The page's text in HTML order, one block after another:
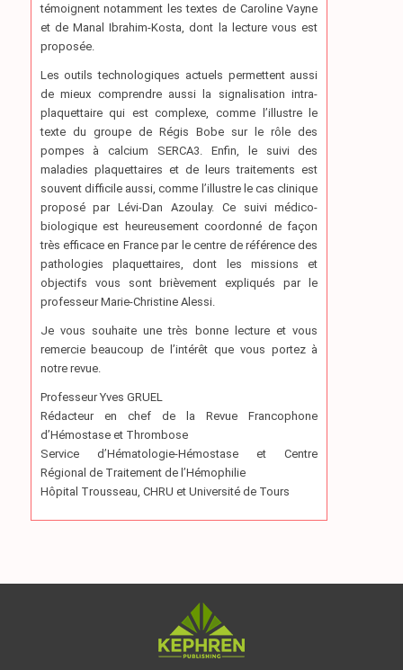
témoignent notamment les textes de Caroline Vayne
et de Manal Ibrahim-Kosta, dont la lecture vous est
proposée.
Les outils technologiques actuels permettent aussi
de mieux comprendre aussi la signalisation intra-
plaquettaire qui est complexe, comme l’illustre le
texte du groupe de Régis Bobe sur le rôle des
pompes à calcium SERCA3. Enfin, le suivi des
maladies plaquettaires et de leurs traitements est
souvent difficile aussi, comme l’illustre le cas clinique
proposé par Lévi-Dan Azoulay. Ce suivi médico-
biologique est heureusement coordonné de façon
très efficace en France par le centre de référence des
pathologies plaquettaires, dont les missions et
objectifs vous sont brièvement expliqués par le
professeur Marie-Christine Alessi.
Je vous souhaite une très bonne lecture et vous
remercie beaucoup de l’intérêt que vous portez à
notre revue.
Professeur Yves GRUEL
Rédacteur en chef de la Revue Francophone
d’Hémostase et Thrombose
Service d’Hématologie-Hémostase et Centre
Régional de Traitement de l’Hémophilie
Hôpital Trousseau, CHRU et Université de Tours